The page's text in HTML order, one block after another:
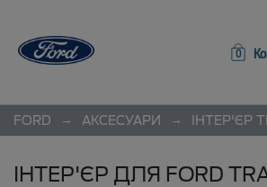
0
FORD → АКСЕСУАРИ → ІНТЕР'ЄР
ІНТЕР'ЄР ДЛЯ FORD